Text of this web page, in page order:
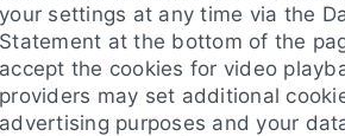
Psychotherapie
your settings at any time via the
Statement at the bottom of the
accept the cookies for video
providers may set additional
advertising purposes and your